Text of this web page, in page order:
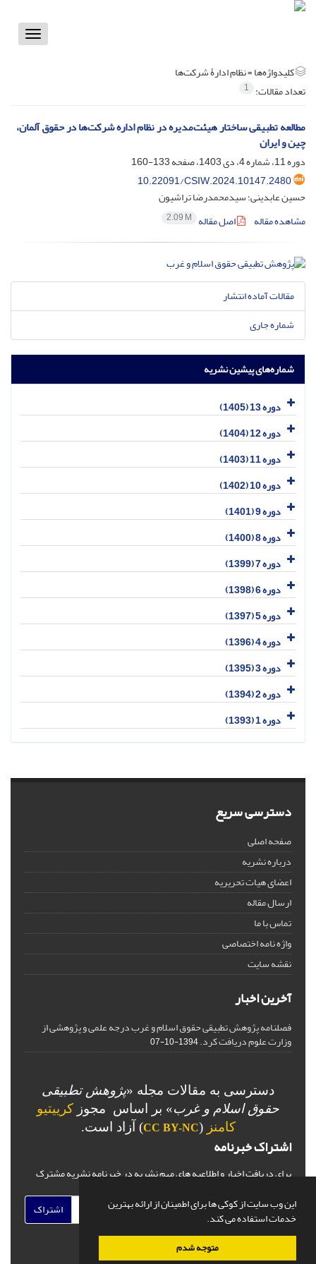
این وب سایت از کوکی ها برای اطمینان از ارائه بهترین
خدمات استفاده می کند.
متوجه شدم
Toggle
کلیدواژه‌ها =نظام ادارۀ شرکت‌ها
تعداد مقالات: 1
مطالعه تطبیقی ساختار هیئت‌مدیره در نظام اداره شرکت‌ها در حقوق آلمان،
چین و ایران
دوره 11، شماره 4، دی 1403، صفحه
133-160
10.22091/CSIW.2024.10147.2480
حسین عابدینی؛ سیدمحمدرضا تراشیون
مشاهده مقاله
اصل مقاله 2.09 M
مقالات آماده انتشار
شماره جاری
شماره‌های پیشین نشریه
دوره 13 (1405)
دوره 12 (1404)
دوره 11 (1403)
دوره 10 (1402)
دوره 9 (1401)
دوره 8 (1400)
دوره 7 (1399)
دوره 6 (1398)
دوره 5 (1397)
دوره 4 (1396)
دوره 3 (1395)
دوره 2 (1394)
دوره 1 (1393)
دسترسی سریع
صفحه اصلی
درباره نشریه
اعضای هیات تحریریه
ارسال مقاله
تماس با ما
واژه نامه اختصاصی
نقشه سایت
آخرین اخبار
فصلنامه پژوهش تطبیقی حقوق اسلام و غرب درجه علمی و پژوهشی از
وزارت علوم دریافت کرد.1394-10-07
دسترسی به مقالات مجله «پژوهش تطبیقی
حقوق اسلام و غرب» بر اساس مجوز کرییتیو
کامنز (
CC BY-NC) آزاد است.
اشتراک خبرنامه
برای دریافت اخبار و اطلاعیه های مهم نشریه در خبرنامه نشریه مشترک
اشتراک